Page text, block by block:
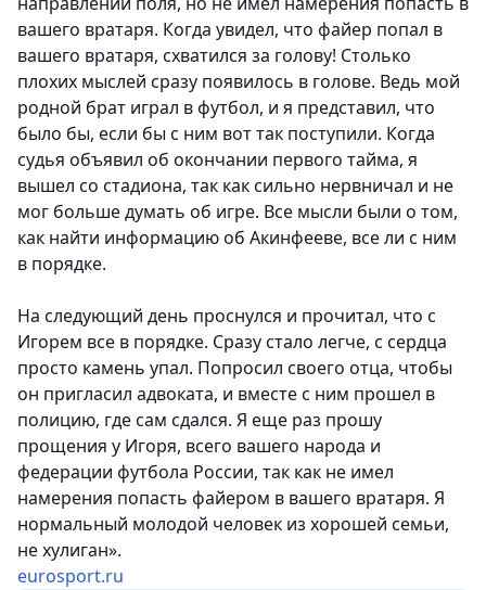
вашего вратаря. Когда увидел, что файер попал в
вашего вратаря, схватился за голову! Столько
плохих мыслей сразу появилось в голове. Ведь мой
родной брат играл в футбол, и я представил, что
было бы, если бы с ним вот так поступили. Когда
судья объявил об окончании первого тайма, я
вышел со стадиона, так как сильно нервничал и не
мог больше думать об игре. Все мысли были о том,
как найти информацию об Акинфееве, все ли с ним
в порядке.
На следующий день проснулся и прочитал, что с
Игорем все в порядке. Сразу стало легче, с сердца
просто камень упал. Попросил своего отца, чтобы
он пригласил адвоката, и вместе с ним прошел в
полицию, где сам сдался. Я еще раз прошу
прощения у Игоря, всего вашего народа и
федерации футбола России, так как не имел
намерения попасть файером в вашего вратаря. Я
нормальный молодой человек из хорошей семьи,
не хулиган».
eurosport.ru